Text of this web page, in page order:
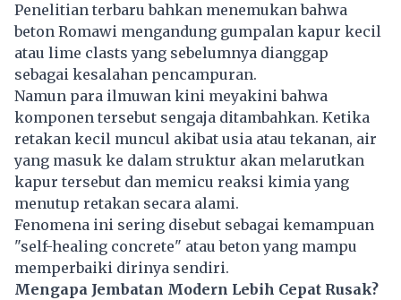
Penelitian terbaru bahkan menemukan bahwa
beton Romawi mengandung gumpalan kapur kecil
atau lime clasts yang sebelumnya dianggap
sebagai kesalahan pencampuran.
Namun para ilmuwan kini meyakini bahwa
komponen tersebut sengaja ditambahkan. Ketika
retakan kecil muncul akibat usia atau tekanan, air
yang masuk ke dalam struktur akan melarutkan
kapur tersebut dan memicu reaksi kimia yang
menutup retakan secara alami.
Fenomena ini sering disebut sebagai kemampuan
"self-healing concrete" atau beton yang mampu
memperbaiki dirinya sendiri.
Mengapa Jembatan Modern Lebih Cepat Rusak?